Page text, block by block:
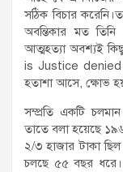
সঠিক বিচার
অবন্তিকার মত
আত্মহত্যা অবশ্যই
is Justice denied
হতাশা আসে, ক্ষোভ
সম্প্রতি একটি
তাতে বলা হয়েছে
২/৩ হাজার টাকা
চলছে ৫৫ বছর ধরে।